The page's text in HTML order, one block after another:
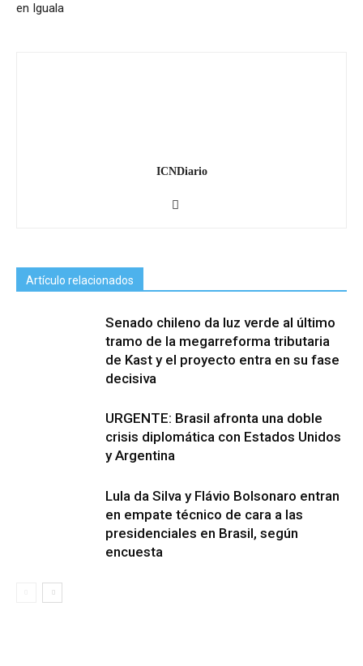
en Iguala
ICNDiario
Artículo relacionados
Senado chileno da luz verde al último
tramo de la megarreforma tributaria
de Kast y el proyecto entra en su fase
decisiva
URGENTE: Brasil afronta una doble
crisis diplomática con Estados Unidos
y Argentina
Lula da Silva y Flávio Bolsonaro entran
en empate técnico de cara a las
presidenciales en Brasil, según
encuesta